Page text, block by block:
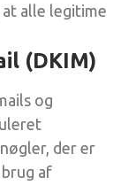
alle legitime
(DKIM)
og
der er
af